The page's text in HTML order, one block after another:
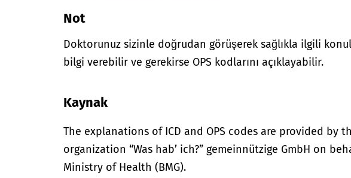
Not
Doktorunuz sizinle doğrudan görüşerek sağlıkla ilgili
bilgi verebilir ve gerekirse OPS kodlarını açıklayabilir.
Kaynak
The explanations of ICD and OPS codes are provided by
organization “Was hab’ ich?” gemeinnützige GmbH on
Ministry of Health (BMG).